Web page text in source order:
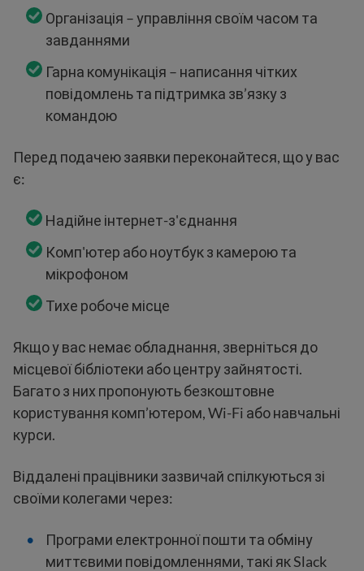
Організація – управління своїм часом та
завданнями
Гарна комунікація – написання чітких
повідомлень та підтримка зв’язку з
командою
Перед подачею заявки переконайтеся, що у вас
є:
Надійне інтернет-з'єднання
Комп'ютер або ноутбук з камерою та
мікрофоном
Тихе робоче місце
Якщо у вас немає обладнання, зверніться до
місцевої бібліотеки або центру зайнятості.
Багато з них пропонують безкоштовне
користування комп’ютером, Wi-Fi або навчальні
курси.
Віддалені працівники зазвичай спілкуються зі
своїми колегами через:
Програми електронної пошти та обміну
миттєвими повідомленнями, такі як Slack